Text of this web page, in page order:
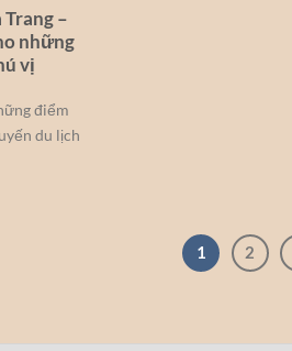
–
những
vị
điểm
du lịch
1 2